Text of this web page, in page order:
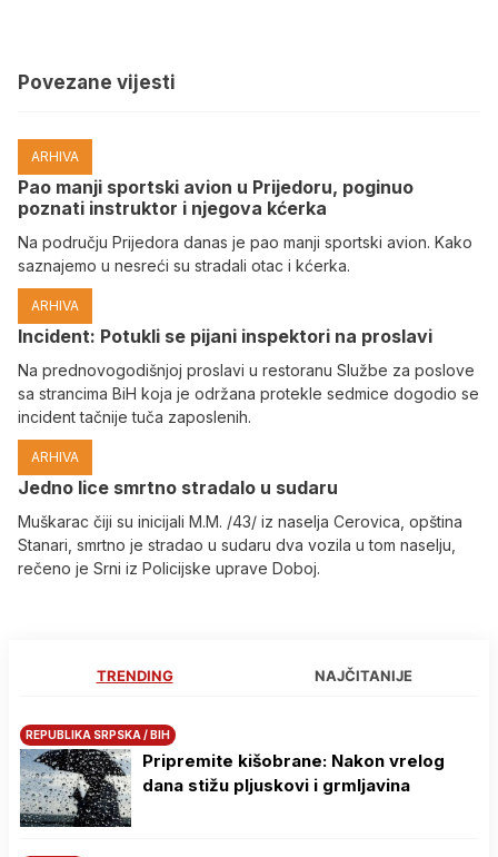
Povezane vijesti
ARHIVA
Pao manji sportski avion u Prijedoru, poginuo
poznati instruktor i njegova kćerka
Na području Prijedora danas je pao manji sportski avion. Kako
saznajemo u nesreći su stradali otac i kćerka.
ARHIVA
Incident: Potukli se pijani inspektori na proslavi
Na prednovogodišnjoj proslavi u restoranu Službe za poslove
sa strancima BiH koja je održana protekle sedmice dogodio se
incident tačnije tuča zaposlenih.
ARHIVA
Јedno lice smrtno stradalo u sudaru
Muškarac čiji su inicijali M.M. /43/ iz naselja Cerovica, opština
Stanari, smrtno je stradao u sudaru dva vozila u tom naselju,
rečeno je Srni iz Policijske uprave Doboj.
TRENDING NAJČITANIJE
REPUBLIKA SRPSKA / BIH
Pripremite kišobrane: Nakon vrelog
dana stižu pljuskovi i grmljavina